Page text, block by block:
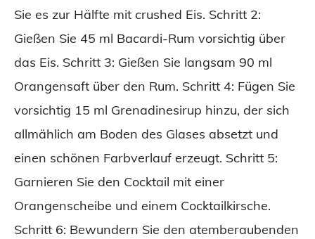
Sie es zur Hälfte mit crushed Eis. Schritt 2:
Gießen Sie 45 ml Bacardi-Rum vorsichtig über
das Eis. Schritt 3: Gießen Sie langsam 90 ml
Orangensaft über den Rum. Schritt 4: Fügen Sie
vorsichtig 15 ml Grenadinesirup hinzu, der sich
allmählich am Boden des Glases absetzt und
einen schönen Farbverlauf erzeugt. Schritt 5:
Garnieren Sie den Cocktail mit einer
Orangenscheibe und einem Cocktailkirsche.
Schritt 6: Bewundern Sie den atemberaubenden